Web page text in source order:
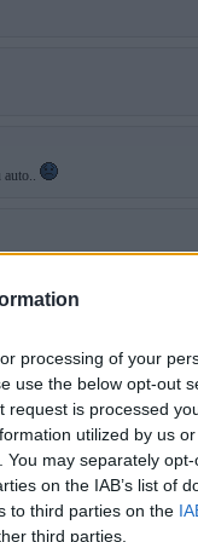
processing of your
use the below opt-out
request is processed
utilized by us
may separately
on the IAB’s list of
to third parties on the
third parties.
auto..